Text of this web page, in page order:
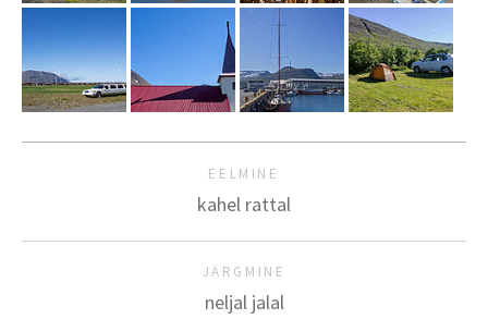
EELMINE
kahel rattal
JÄRGMINE
neljal jalal